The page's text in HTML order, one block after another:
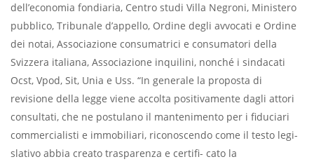
dell’economia fondiaria, Centro studi Villa Negroni, Ministero
pubblico, Tribunale d’appello, Ordine degli avvocati e Ordine
dei notai, Associazione consumatrici e consumatori della
Svizzera italiana, Associazione inquilini, nonché i sindacati
Ocst, Vpod, Sit, Unia e Uss. “In generale la proposta di
revisione della legge viene accolta positivamente dagli attori
consultati, che ne postulano il mantenimento per i fiduciari
commercialisti e immobiliari, riconoscendo come il testo legi-
slativo abbia creato trasparenza e certifi- cato la